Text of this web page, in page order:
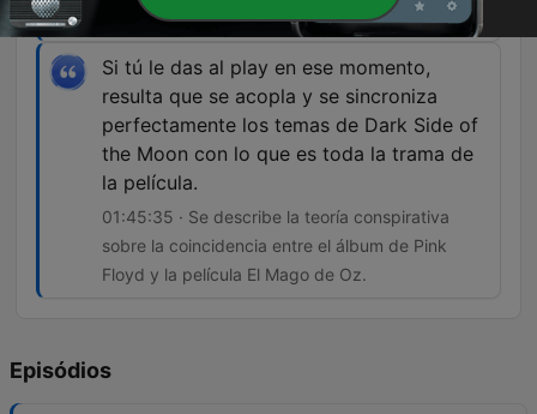
radiactivos en la red de alcantarillado madrileña.
Si tú le das al play en ese momento,
resulta que se acopla y se sincroniza
perfectamente los temas de Dark Side of
the Moon con lo que es toda la trama de
la película.
01:45:35 · Se describe la teoría conspirativa
sobre la coincidencia entre el álbum de Pink
Floyd y la película El Mago de Oz.
Episódios